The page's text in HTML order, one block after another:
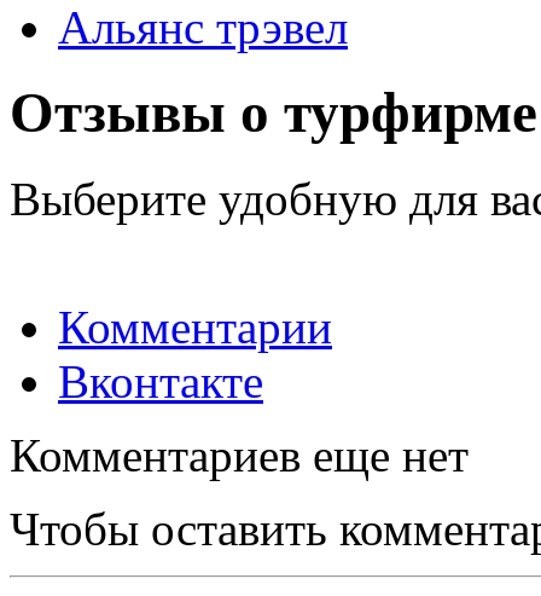
Альянс трэвел
Отзывы о турфирме
Выберите удобную для
Комментарии
Вконтакте
Комментариев еще нет
Чтобы оставить